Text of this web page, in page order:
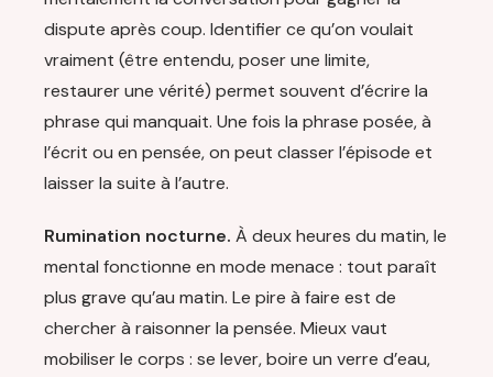
dispute après coup. Identifier ce qu’on voulait
vraiment (être entendu, poser une limite,
restaurer une vérité) permet souvent d’écrire la
phrase qui manquait. Une fois la phrase posée, à
l’écrit ou en pensée, on peut classer l’épisode et
laisser la suite à l’autre.
Rumination nocturne. À deux heures du matin, le
mental fonctionne en mode menace : tout paraît
plus grave qu’au matin. Le pire à faire est de
chercher à raisonner la pensée. Mieux vaut
mobiliser le corps : se lever, boire un verre d’eau,